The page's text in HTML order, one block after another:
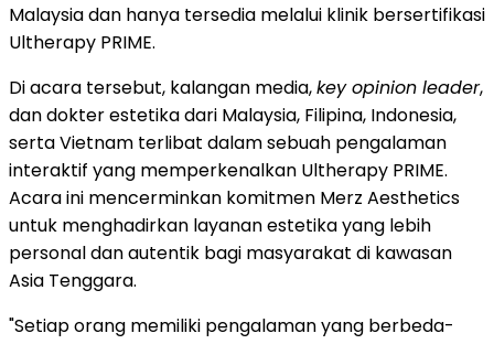
Malaysia dan hanya tersedia melalui klinik bersertifikasi
Ultherapy PRIME.
Di acara tersebut, kalangan media,key opinion leader,
dan dokter estetika dari Malaysia, Filipina, Indonesia,
serta Vietnam terlibat dalam sebuah pengalaman
interaktif yang memperkenalkan Ultherapy PRIME.
Acara ini mencerminkan komitmen Merz Aesthetics
untuk menghadirkan layanan estetika yang lebih
personal dan autentik bagi masyarakat di kawasan
Asia Tenggara.
"Setiap orang memiliki pengalaman yang berbeda-